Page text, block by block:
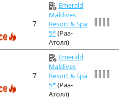
7
Emerald
Maldives
Resort & Spa
5*(Раа-
Атолл)
7
Emerald
Maldives
Resort & Spa
5*(Раа-
Атолл)